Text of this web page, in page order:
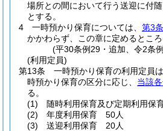
場所との間において行う送迎に付
とする。
4
一時預かり保育については、 第3条
かかわらず、この章に定めるところ
(平30条例29・追加、令2条
(利用定員)
第13条
一時預かり保育の利用定員は
時預かり保育の区分に応じ、 当該
る。
(1)
随時利用保育及び定期利用保
(2)
年度利用保育 50人
(3)
送迎利用保育 20人